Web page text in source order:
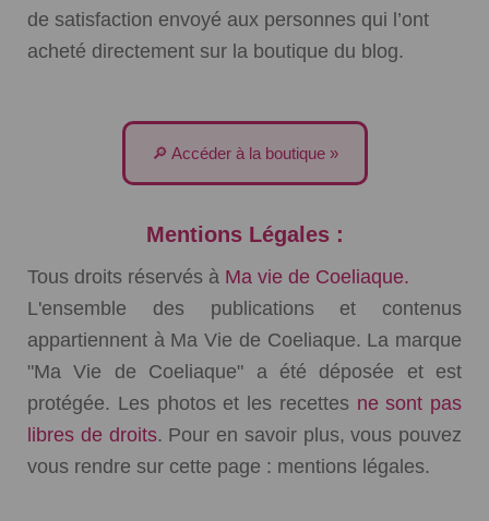
de satisfaction envoyé aux personnes qui l’ont
acheté directement sur la boutique du blog.
🔎 Accéder à la boutique »
Mentions Légales :
Tous droits réservés à Ma vie de Coeliaque.
L'ensemble des publications et contenus
appartiennent à Ma Vie de Coeliaque. La marque
"Ma Vie de Coeliaque" a été déposée et est
protégée. Les photos et les recettes ne sont pas
libres de droits. Pour en savoir plus, vous pouvez
vous rendre sur cette page : mentions légales.